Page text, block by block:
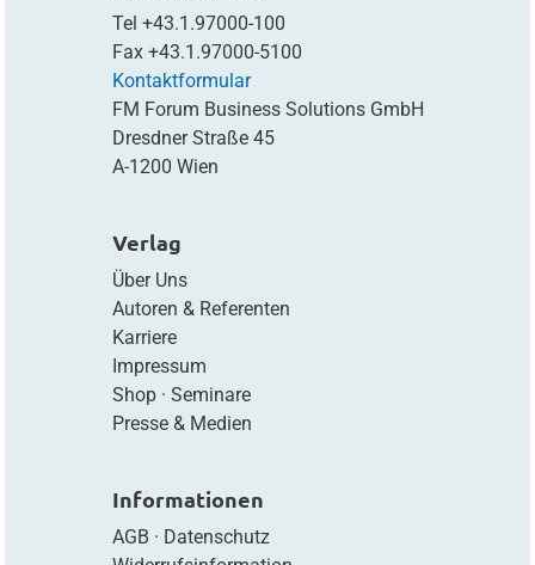
Tel +43.1.97000-100
Fax +43.1.97000-5100
Kontaktformular
FM Forum Business Solutions GmbH
Dresdner Straße 45
A-1200 Wien
Verlag
Über Uns
Autoren & Referenten
Karriere
Impressum
Shop· Seminare
Presse & Medien
Informationen
AGB · Datenschutz